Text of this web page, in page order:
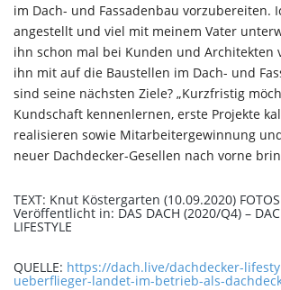
im Dach- und Fassadenbau vorzubereiten.
angestellt und viel mit meinem Vater
ihn schon mal bei Kunden und Architekten
ihn mit auf die Baustellen im Dach- und
sind seine nächsten Ziele? „Kurzfristig
Kundschaft kennenlernen, erste Projekte
realisieren sowie Mitarbeitergewinnung
neuer Dachdecker-Gesellen nach vorne
TEXT: Knut Köstergarten (10.09.2020)
Veröffentlicht in: DAS DACH (2020/Q4) –
LIFESTYLE
QUELLE: https://dach.live/dachdecker-
ueberflieger-landet-im-betrieb-als-